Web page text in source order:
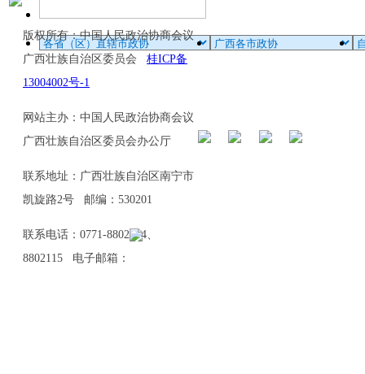
版权所有：中国人民政治协商会议
广西壮族自治区委员会 桂ICP备
13004002号-1
网站主办：中国人民政治协商会议
广西壮族自治区委员会办公厅
联系地址：广西壮族自治区南宁市
凯旋路2号 邮编：530201
联系电话：0771-8802114、
8802115 电子邮箱：